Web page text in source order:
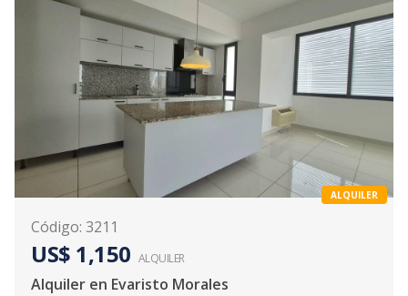
ALQUILER
Código: 3211
US$ 1,150 ALQUILER
Alquiler en Evaristo Morales